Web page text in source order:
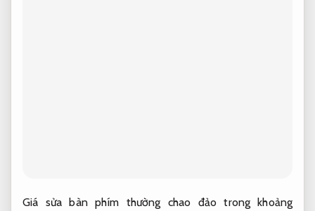
Giá sửa bàn phím thường chao đảo trong khoảng